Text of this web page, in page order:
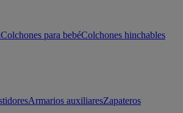
Colchones para bebéColchones hinchables
Armarios auxiliaresZapateros